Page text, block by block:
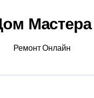
Мастера
Ремонт Онлайн